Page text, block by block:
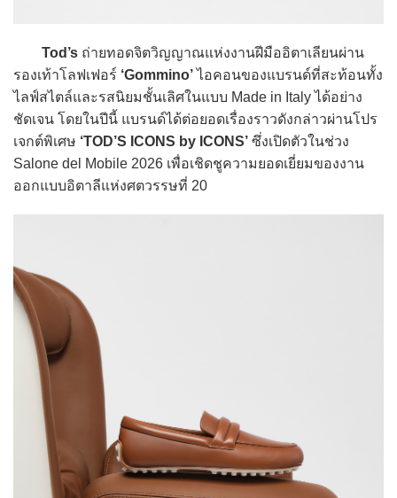
Tod’s ถ่ายทอดจิตวิญญาณแห่งงานฝีมืออิตาเลียนผ่าน
รองเท้าโลฟเฟอร์ ‘Gommino’ไอคอนของแบรนด์ที่สะท้อนทั้ง
ไลฟ์สไตล์และรสนิยมชั้นเลิศในแบบ Made in Italy ได้อย่าง
ชัดเจน โดยในปีนี้ แบรนด์ได้ต่อยอดเรื่องราวดังกล่าวผ่านโปร
เจกต์พิเศษ ‘TOD’S ICONS by ICONS’ ซึ่งเปิดตัวในช่วง
Salone del Mobile 2026 เพื่อเชิดชูความยอดเยี่ยมของงาน
ออกแบบอิตาลีแห่งศตวรรษที่ 20